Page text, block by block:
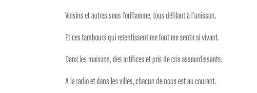
Voisins et autres sous l’oriflamme, tous défilant à l’unisson.
Et ces tambours qui retentissent me font me sentir si vivant.
Dans les maisons, des artifices et pris de cris assourdissants.
A la radio et dans les villes, chacun de nous est au courant.